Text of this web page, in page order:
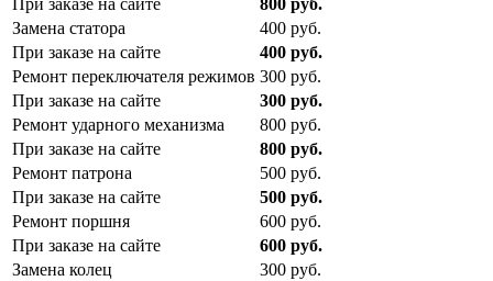
При заказе на сайте
800 руб.
Замена статора
400 руб.
При заказе на сайте
400 руб.
Ремонт переключателя режимов 300 руб.
При заказе на сайте
300 руб.
Ремонт ударного механизма
800 руб.
При заказе на сайте
800 руб.
Ремонт патрона
500 руб.
При заказе на сайте
500 руб.
Ремонт поршня
600 руб.
При заказе на сайте
600 руб.
Замена колец
300 руб.